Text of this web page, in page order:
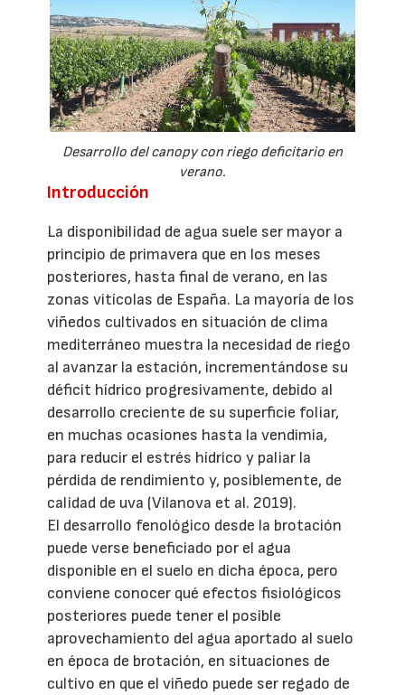
Desarrollo del canopy con riego deficitario en
verano.
Introducción
La disponibilidad de agua suele ser mayor a
principio de primavera que en los meses
posteriores, hasta final de verano, en las
zonas vitícolas de España. La mayoría de los
viñedos cultivados en situación de clima
mediterráneo muestra la necesidad de riego
al avanzar la estación, incrementándose su
déficit hídrico progresivamente, debido al
desarrollo creciente de su superficie foliar,
en muchas ocasiones hasta la vendimia,
para reducir el estrés hídrico y paliar la
pérdida de rendimiento y, posiblemente, de
calidad de uva (Vilanova et al. 2019).
El desarrollo fenológico desde la brotación
puede verse beneficiado por el agua
disponible en el suelo en dicha época, pero
conviene conocer qué efectos fisiológicos
posteriores puede tener el posible
aprovechamiento del agua aportado al suelo
en época de brotación, en situaciones de
cultivo en que el viñedo puede ser regado de